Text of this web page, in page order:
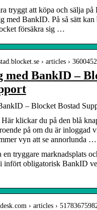
tryggt att köpa och sälja på
med BankID. På så sätt kan
försäkra sig …
› articles ›
med BankID –
– Blocket Bostad
klickar du på den blå
på om du är inloggad
vyn att se annorlunda …
en tryggare marknadsplats
infört obligatorisk BankID
› articles ›